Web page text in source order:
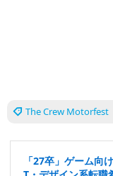
The Crew Motorfest
「27卒」ゲーム向